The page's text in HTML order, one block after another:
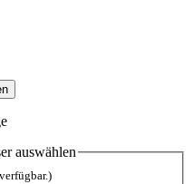
auswählen